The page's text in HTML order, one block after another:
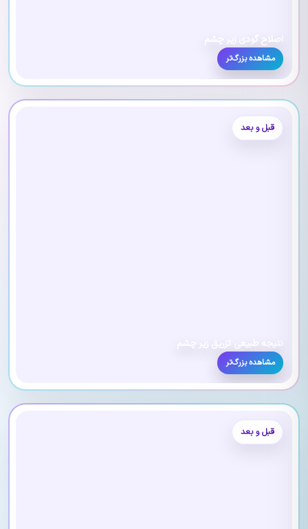
اصلاح گودی زیر چشم
مشاهده بزرگ‌تر
قبل و بعد
نتیجه طبیعی تزریق زیر چشم
مشاهده بزرگ‌تر
قبل و بعد